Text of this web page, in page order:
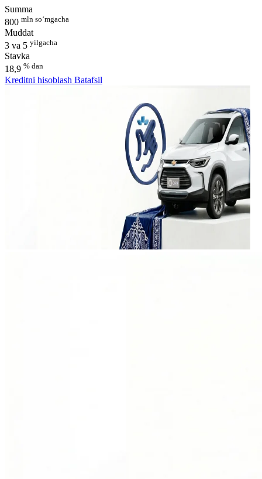
Summa
800 mln so‘mgacha
Muddat
3 va 5 yilgacha
Stavka
18,9 % dan
Kreditni hisoblash Batafsil